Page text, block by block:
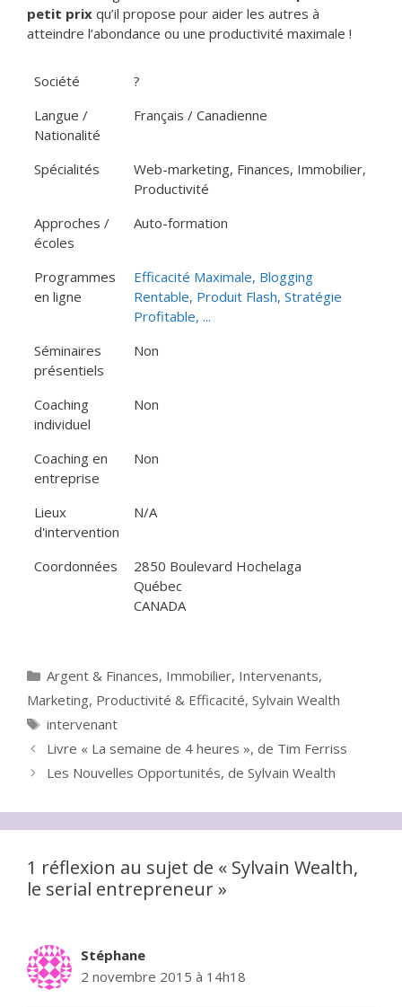
petit prix qu’il propose pour aider les autres à
atteindre l’abondance ou une productivité maximale !
Société
?
Langue /
Nationalité
Français / Canadienne
Spécialités
Web-marketing, Finances, Immobilier,
Productivité
Approches /
écoles
Auto-formation
Programmes
en ligne
Efficacité Maximale, Blogging
Rentable, Produit Flash, Stratégie
Profitable, ...
Séminaires
présentiels
Non
Coaching
individuel
Non
Coaching en
entreprise
Non
Lieux
d'intervention
N/A
Coordonnées
2850 Boulevard Hochelaga
Québec
CANADA
Catégories
Argent & Finances, Immobilier, Intervenants,
Marketing, Productivité & Efficacité, Sylvain Wealth
Étiquettes
intervenant
Livre « La semaine de 4 heures », de Tim Ferriss
Les Nouvelles Opportunités, de Sylvain Wealth
1 réflexion au sujet de « Sylvain Wealth,
le serial entrepreneur »
Stéphane
2 novembre 2015 à 14h18